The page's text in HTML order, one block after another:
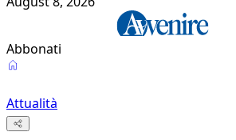
Abbonati
Attualità